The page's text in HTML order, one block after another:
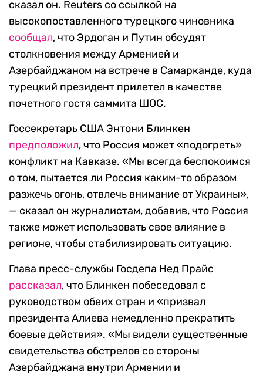
сказал он. Reuters со ссылкой на
высокопоставленного турецкого чиновника
сообщал, что Эрдоган и Путин обсудят
столкновения между Арменией и
Азербайджаном на встрече в Самарканде, куда
турецкий президент прилетел в качестве
почетного гостя саммита ШОС.
Госсекретарь США Энтони Блинкен
предположил, что Россия может «подогреть»
конфликт на Кавказе. «Мы всегда беспокоимся
о том, пытается ли Россия каким-то образом
разжечь огонь, отвлечь внимание от Украины»,
— сказал он журналистам, добавив, что Россия
также может использовать свое влияние в
регионе, чтобы стабилизировать ситуацию.
Глава пресс-службы Госдепа Нед Прайс
рассказал, что Блинкен побеседовал с
руководством обеих стран и «призвал
президента Алиева немедленно прекратить
боевые действия». «Мы видели существенные
свидетельства обстрелов со стороны
Азербайджана внутри Армении и